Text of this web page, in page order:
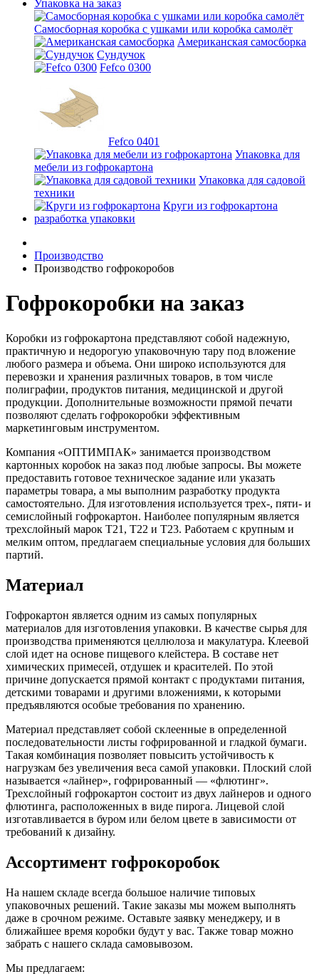
Упаковка на заказ
Самосборная коробка с ушками или коробка самолёт
Американская самосборка
Сундучок
Fefco 0300
Fefco 0401
Упаковка для
мебели из гофрокартона
Упаковка для садовой
техники
Круги из гофрокартона
разработка упаковки
Производство
Производство гофрокоробов
Гофрокоробки на заказ
Коробки из гофрокартона представляют собой надежную,
практичную и недорогую упаковочную тару под вложение
любого размера и объема. Они широко используются для
перевозки и хранения различных товаров, в том числе
полиграфии, продуктов питания, медицинской и другой
продукции. Дополнительные возможности прямой печати
позволяют сделать гофрокоробки эффективным
маркетинговым инструментом.
Компания «ОПТИМПАК» занимается производством
картонных коробок на заказ под любые запросы. Вы можете
предоставить готовое техническое задание или указать
параметры товара, а мы выполним разработку продукта
самостоятельно. Для изготовления используется трех-, пяти- и
семислойный гофрокартон. Наиболее популярным является
трехслойный марок Т21, Т22 и Т23. Работаем с крупным и
мелким оптом, предлагаем специальные условия для больших
партий.
Материал
Гофрокартон является одним из самых популярных
материалов для изготовления упаковки. В качестве сырья для
производства применяются целлюлоза и макулатура. Клеевой
слой идет на основе пищевого клейстера. В составе нет
химических примесей, отдушек и красителей. По этой
причине допускается прямой контакт с продуктами питания,
детскими товарами и другими вложениями, к которыми
предъявляются особые требования по хранению.
Материал представляет собой склеенные в определенной
последовательности листы гофрированной и гладкой бумаги.
Такая комбинация позволяет повысить устойчивость к
нагрузкам без увеличения веса самой упаковки. Плоский слой
называется «лайнер», гофрированный — «флютинг».
Трехслойный гофрокартон состоит из двух лайнеров и одного
флютинга, расположенных в виде пирога. Лицевой слой
изготавливается в буром или белом цвете в зависимости от
требований к дизайну.
Ассортимент гофрокоробок
На нашем складе всегда большое наличие типовых
упаковочных решений. Такие заказы мы можем выполнять
даже в срочном режиме. Оставьте заявку менеджеру, и в
ближайшее время коробки будут у вас. Также товар можно
забрать с нашего склада самовывозом.
Мы предлагаем: